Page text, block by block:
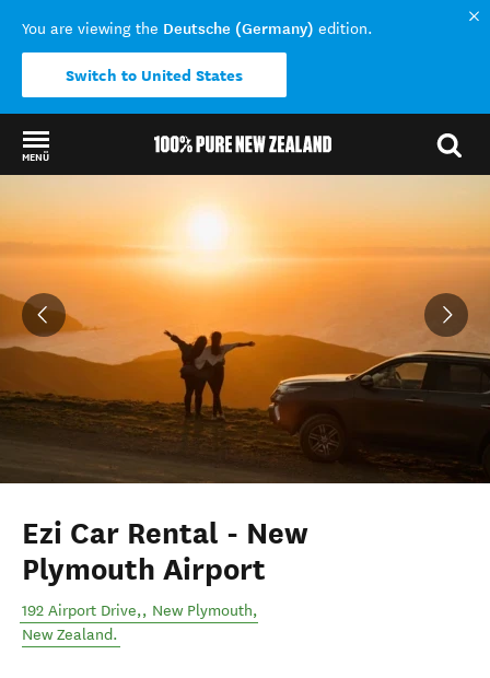
You are viewing the Deutsche (Germany) edition.
Switch to United States
MENÜ
Ezi Car Rental - New
Plymouth Airport
192 Airport Drive,, New Plymouth,
New Zealand.